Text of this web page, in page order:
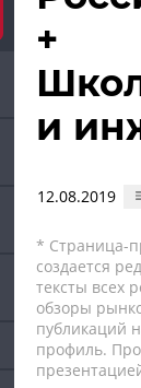
+
и
12.08.2019
* Страница-
создается
тексты всех
обзоры
публикаций
профиль.